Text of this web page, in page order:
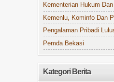
Kementerian Hukum Dan
Kemenlu, Kominfo Dan
Pengalaman Pribadi
Pemda Bekasi
Kategori Berita